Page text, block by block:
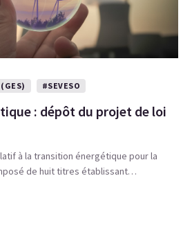
(GES) #SEVESO
: dépôt du projet de loi
à la transition énergétique pour la
de huit titres établissant…